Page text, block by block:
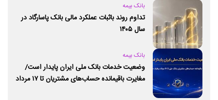
بانک بیمه
تداوم روند باثبات عملکرد مالی بانک پاسارگاد در
سال ۱۴۰۵
بانک بیمه
وضعیت خدمات بانک ملی ایران پایدار است/
مغایرت‌ باقیمانده حساب‌های مشتریان تا ۱۷ مرداد